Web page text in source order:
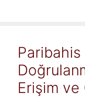
Paribahis
Erişim ve